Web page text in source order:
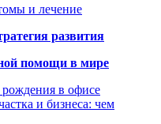
и лечение
развития
помощи в мире
рождения в офисе
и бизнеса: чем